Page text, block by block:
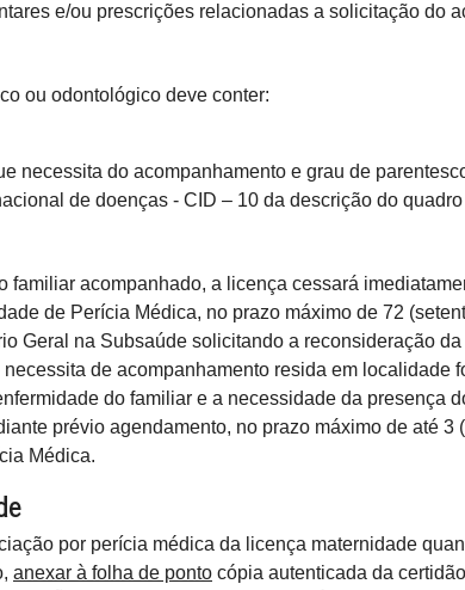
e/ou prescrições relacionadas a solicitação do
ou odontológico deve conter:
necessita do acompanhamento e grau de
de doenças - CID – 10 da descrição do
familiar acompanhado, a licença cessará
de Perícia Médica, no prazo máximo de 72
Geral na Subsaúde solicitando a reconsideração
de acompanhamento resida em
do familiar e a necessidade da presença
prévio agendamento, no prazo máximo de até
Médica.
por perícia médica da licença maternidade
anexar à folha de ponto cópia autenticada da